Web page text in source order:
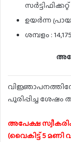
ഉയർന്ന
ശമ്പളം :
പൂരിപ്പിച്ച ശേഷം
അപേക്ഷ
(വൈകിട്ട് 5 മണി